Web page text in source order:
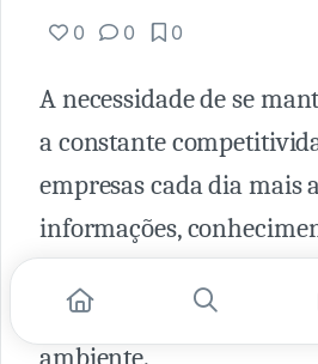
0 0 0
A necessidade de se
a constante
empresas cada dia mais
informações,
ambiente organizacional